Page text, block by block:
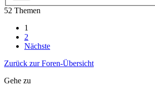
52 Themen
1
2
Nächste
Zurück zur Foren-Übersicht
Gehe zu